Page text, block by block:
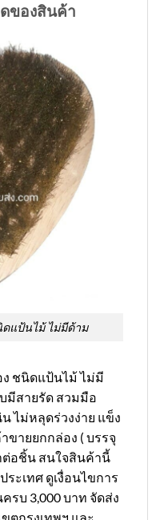
ของสินค้า
แป้นไม้ ไม่มีด้าม
ชนิดแป้นไม้ ไม่มี
มีสายรัด สวมมือ
ไม่หลุดร่วงง่าย แข็ง
ขายยกกล่อง ( บรรจุ
ต่อชิ้น สนใจสินค้านี้
ะเทศ ดูเงื่อนไขการ
รบ 3,000 บาท จัดส่ง
ตกรุงเทพฯ และ